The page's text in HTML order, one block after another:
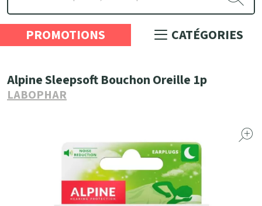
PROMOTIONS CATÉGORIES
Alpine Sleepsoft Bouchon Oreille 1p
LABOPHAR